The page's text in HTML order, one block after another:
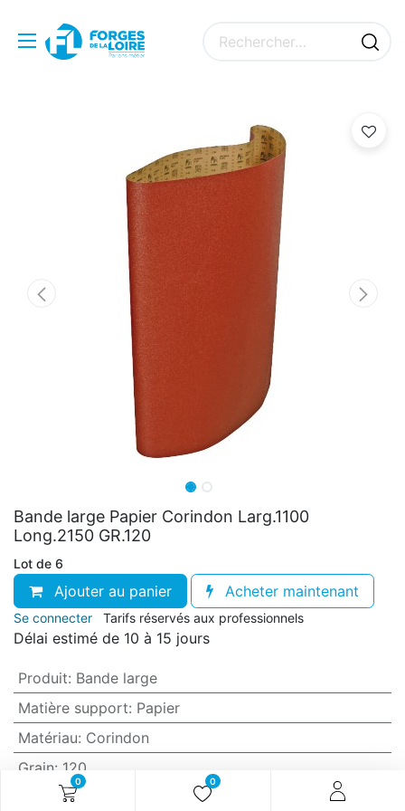
0 0
Bande large Papier Corindon Larg.1100
Long.2150 GR.120
Lot de 6
Ajouter au panier Acheter maintenant
Se connecter Tarifs réservés aux professionnels
Délai estimé de 10 à 15 jours
Produit: Bande large
Matière support: Papier
Matériau: Corindon
Grain: 120
Anti-encrassement
Non (standard)